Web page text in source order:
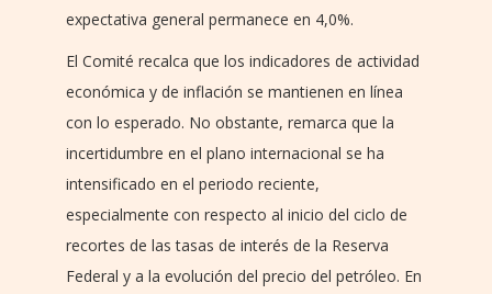
expectativa general permanece en 4,0%.
El Comité recalca que los indicadores de actividad
económica y de inflación se mantienen en línea
con lo esperado. No obstante, remarca que la
incertidumbre en el plano internacional se ha
intensificado en el periodo reciente,
especialmente con respecto al inicio del ciclo de
recortes de las tasas de interés de la Reserva
Federal y a la evolución del precio del petróleo. En